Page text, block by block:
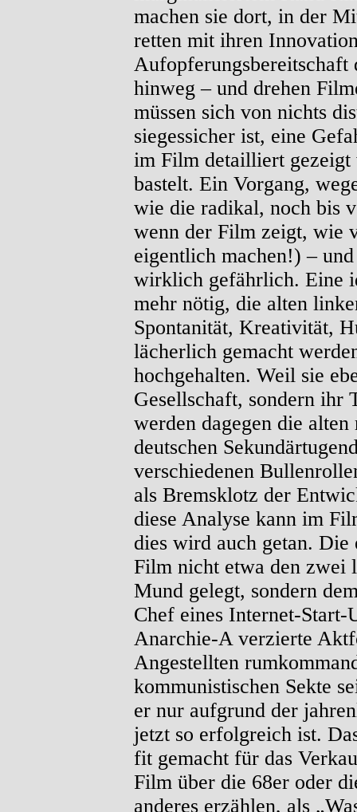
machen sie dort, in der
retten mit ihren
Aufopferungsbereitschaft
hinweg – und drehen
müssen sich von nichts
siegessicher ist, eine
im Film detailliert
bastelt. Ein Vorgang,
wie die radikal, noch bis
wenn der Film zeigt, wie
eigentlich machen!) –
wirklich gefährlich. Eine
mehr nötig, die alten
Spontanität, Kreativität,
lächerlich gemacht
hochgehalten. Weil sie
Gesellschaft, sondern ihr
werden dagegen die
deutschen
verschiedenen
als Bremsklotz der
diese Analyse kann im
dies wird auch getan. Die
Film nicht etwa den zwei
Mund gelegt, sondern
Chef eines Internet-
Anarchie-A verzierte
Angestellten
kommunistischen Sekte
er nur aufgrund der
jetzt so erfolgreich ist.
fit gemacht für das
Film über die 68er oder
anderes erzählen, als